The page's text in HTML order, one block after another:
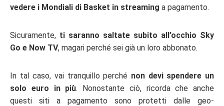
vedere i Mondiali di Basket in streaming a pagamento.
Sicuramente, ti saranno saltate subito all’occhio Sky
Go e Now TV, magari perché sei già un loro abbonato.
In tal caso, vai tranquillo perché non devi spendere un
solo euro in più. Nonostante ciò, ricorda che anche
questi siti a pagamento sono protetti dalle geo-